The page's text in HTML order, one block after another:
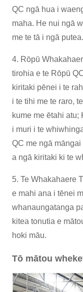
QC ngā hua i
maha. He nui ngā
me te tā i ngā putea.
4. Rōpū
tirohia e te Rōpū
kiritaki pēnei i te
i te tihi me te raro,
kume me ētahi atu;
i muri i te
QC me ngā
a ngā kiritaki ki te
5. Te Whakahaere
e mahi ana i tēnei
whanaungatanga
kitea tonutia e
hoki māu.
Tō mātou